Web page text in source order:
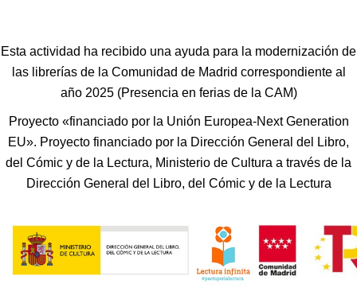
Esta actividad ha recibido una ayuda para la modernización de
las librerías de la Comunidad de Madrid correspondiente al
año 2025 (Presencia en ferias de la CAM)
Proyecto «financiado por la Unión Europea-Next Generation
EU». Proyecto financiado por la Dirección General del Libro,
del Cómic y de la Lectura, Ministerio de Cultura a través de la
Dirección General del Libro, del Cómic y de la Lectura